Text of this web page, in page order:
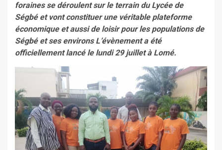
foraines se déroulent sur le terrain du Lycée de
Ségbé et vont constituer une véritable plateforme
économique et aussi de loisir pour les populations de
Ségbé et ses environs L’évènement a été
officiellement lancé le lundi 29 juillet à Lomé.